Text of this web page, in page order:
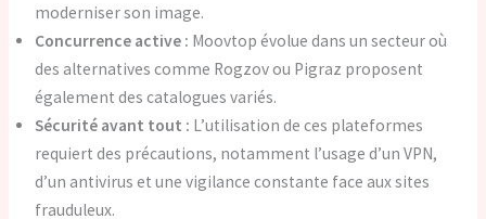
moderniser son image.
Concurrence active : Moovtop évolue dans un secteur où
des alternatives comme Rogzov ou Pigraz proposent
également des catalogues variés.
Sécurité avant tout : L’utilisation de ces plateformes
requiert des précautions, notamment l’usage d’un VPN,
d’un antivirus et une vigilance constante face aux sites
frauduleux.